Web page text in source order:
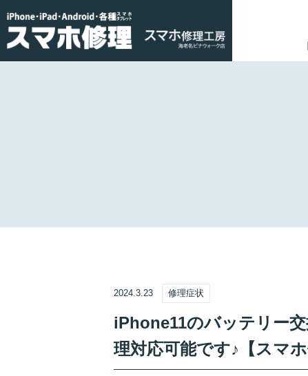
2024.3.23 修理症状
iPhone11のバッテリー
理対応可能です♪【スマ